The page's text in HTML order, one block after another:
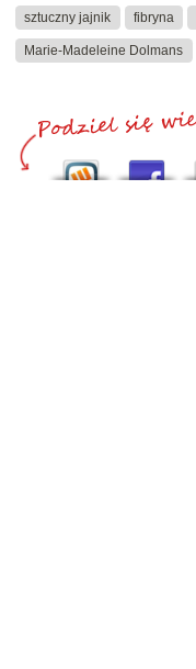
sztuczny jajnik fibryna
Marie-Madeleine Dolmans